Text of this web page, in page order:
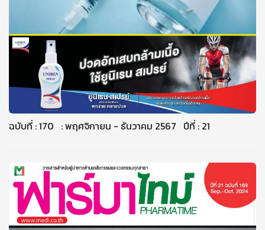
ฉบับที่ : 170 : พฤศจิกายน - ธันวาคม 2567 ปีที่ : 21